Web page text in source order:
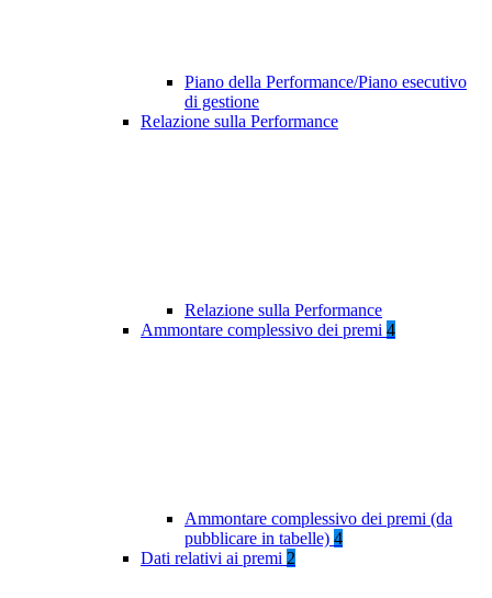
Piano della Performance/Piano esecutivo
di gestione
Relazione sulla Performance
Relazione sulla Performance
Ammontare complessivo dei premi 4
Ammontare complessivo dei premi (da
pubblicare in tabelle) 4
Dati relativi ai premi 2